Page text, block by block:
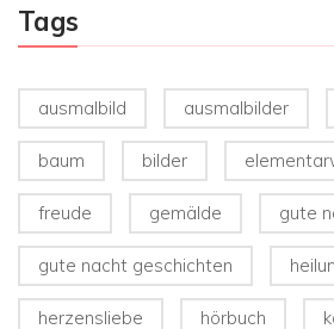
Tags
ausmalbild ausmalbilder
baum bilder
freude gemälde gute
gute nacht geschichten
herzensliebe hörbuch